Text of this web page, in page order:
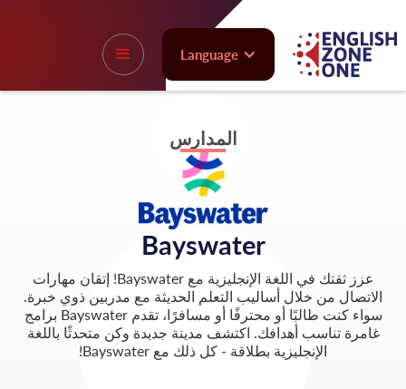
Language
المدارس
Bayswater
عزز ثقتك في اللغة الإنجليزية مع Bayswater! إتقان مهارات
الاتصال من خلال أساليب التعلم الحديثة مع مدربين ذوي خبرة.
سواء كنت طالبًا أو محترفًا أو مسافرًا، تقدم Bayswater برامج
غامرة تناسب أهدافك. اكتشف مدينة جديدة وكن متحدثًا باللغة
الإنجليزية بطلاقة - كل ذلك مع Bayswater!